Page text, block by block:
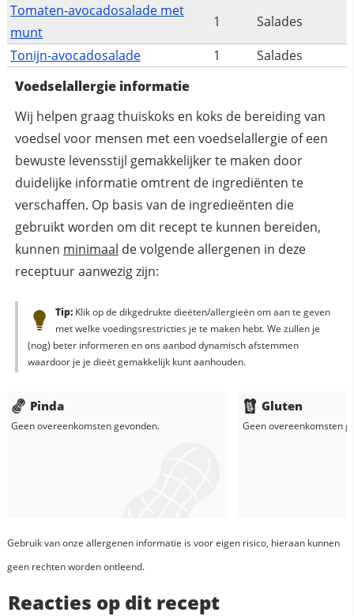
Tomaten-avocadosalade met
munt
1
Salades
Tonijn-avocadosalade
1
Salades
Voedselallergie informatie
Wij helpen graag thuiskoks en koks de bereiding van
voedsel voor mensen met een voedselallergie of een
bewuste levensstijl gemakkelijker te maken door
duidelijke informatie omtrent de ingrediënten te
verschaffen. Op basis van de ingredieënten die
gebruikt worden om dit recept te kunnen bereiden,
kunnen minimaal de volgende allergenen in deze
receptuur aanwezig zijn:
Tip:Klik op de dikgedrukte dieëten/allergieën om aan te geven
met welke voedingsrestricties je te maken hebt. We zullen je
(nog) beter informeren en ons aanbod dynamisch afstemmen
waardoor je je dieët gemakkelijk kunt aanhouden.
Pinda
Geen overeenkomsten gevonden.
Gluten
Geen overeenkomsten
Gebruik van onze allergenen informatie is voor eigen risico, hieraan kunnen
geen rechten worden ontleend.
Reacties op dit recept